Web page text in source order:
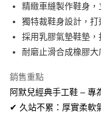
國泰世華商業銀行
臺灣中小企業銀行
匯豐（台灣）商業銀行
聯邦商業銀行
元大商業銀行
台新國際商業銀行
台灣樂天信用卡公司
Apple Pay
街口支付
Google Pay
全盈+PAY
精緻車縫製作鞋身
獨特裁鞋身設計，
採用乳膠氣墊鞋墊
耐磨止滑合成橡膠
銷售重點
阿默兒經典手工鞋 – 專
✔ 久站不累：厚實柔軟